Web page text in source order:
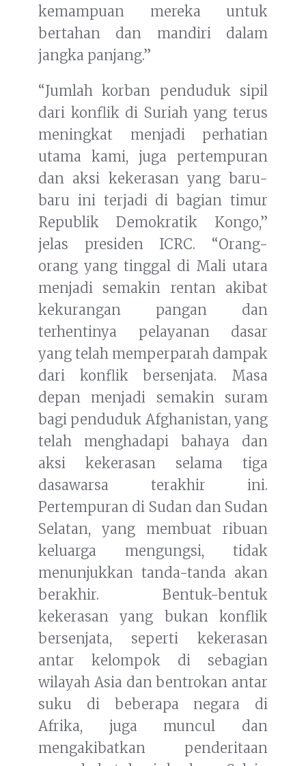
kemampuan mereka untuk
bertahan dan mandiri dalam
jangka panjang.”
“Jumlah korban penduduk sipil
dari konflik di Suriah yang terus
meningkat menjadi perhatian
utama kami, juga pertempuran
dan aksi kekerasan yang baru-
baru ini terjadi di bagian timur
Republik Demokratik Kongo,”
jelas presiden ICRC. “Orang-
orang yang tinggal di Mali utara
menjadi semakin rentan akibat
kekurangan pangan dan
terhentinya pelayanan dasar
yang telah memperparah dampak
dari konflik bersenjata. Masa
depan menjadi semakin suram
bagi penduduk Afghanistan, yang
telah menghadapi bahaya dan
aksi kekerasan selama tiga
dasawarsa terakhir ini.
Pertempuran di Sudan dan Sudan
Selatan, yang membuat ribuan
keluarga mengungsi, tidak
menunjukkan tanda-tanda akan
berakhir. Bentuk-bentuk
kekerasan yang bukan konflik
bersenjata, seperti kekerasan
antar kelompok di sebagian
wilayah Asia dan bentrokan antar
suku di beberapa negara di
Afrika, juga muncul dan
mengakibatkan penderitaan